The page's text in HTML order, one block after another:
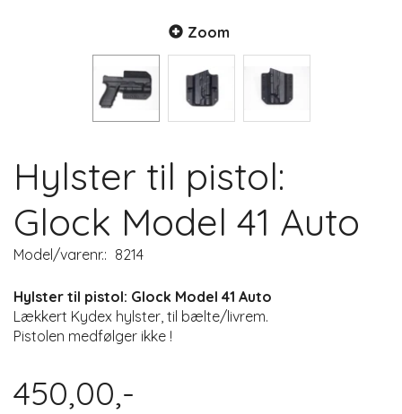
Zoom
Hylster til pistol:
Glock Model 41 Auto
Model/varenr.: 8214
Hylster til pistol: Glock Model 41 Auto
Lækkert Kydex hylster, til bælte/livrem.
Pistolen medfølger ikke !
450,00,-